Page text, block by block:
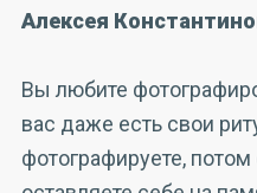
Алексея
Вы любите
вас даже есть свои
фотографируете,